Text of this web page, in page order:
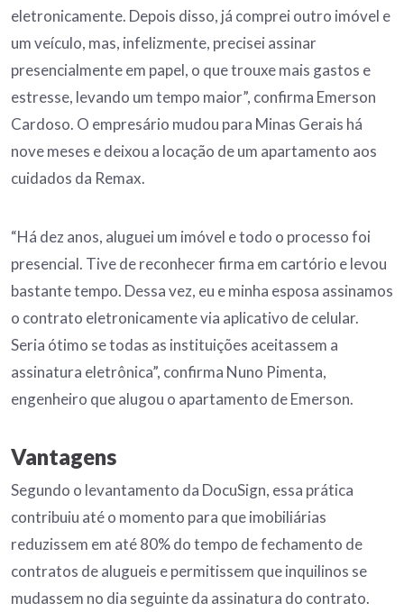
eletronicamente. Depois disso, já comprei outro imóvel e
um veículo, mas, infelizmente, precisei assinar
presencialmente em papel, o que trouxe mais gastos e
estresse, levando um tempo maior”, confirma Emerson
Cardoso. O empresário mudou para Minas Gerais há
nove meses e deixou a locação de um apartamento aos
cuidados da Remax.
“Há dez anos, aluguei um imóvel e todo o processo foi
presencial. Tive de reconhecer firma em cartório e levou
bastante tempo. Dessa vez, eu e minha esposa assinamos
o contrato eletronicamente via aplicativo de celular.
Seria ótimo se todas as instituições aceitassem a
assinatura eletrônica”, confirma Nuno Pimenta,
engenheiro que alugou o apartamento de Emerson.
Vantagens
Segundo o levantamento da DocuSign, essa prática
contribuiu até o momento para que imobiliárias
reduzissem em até 80% do tempo de fechamento de
contratos de alugueis e permitissem que inquilinos se
mudassem no dia seguinte da assinatura do contrato.